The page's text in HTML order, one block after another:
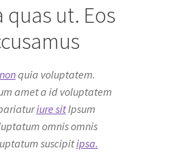
quas ut. Eos
quia voluptatem.
amet a id voluptatem
iure sitIpsum
omnis omnis
suscipitipsa.